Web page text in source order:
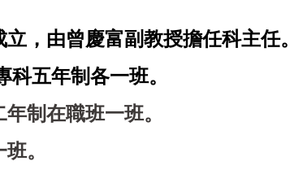
，由曾慶富副教授擔任科主任。
年制各一班。
制在職班一班。
。